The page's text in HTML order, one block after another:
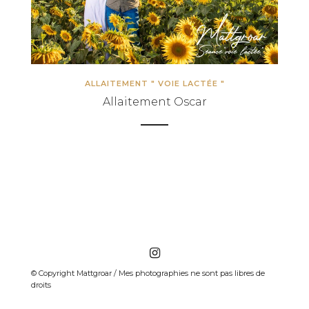
CONDITIONS GÉNÉRALES DE VENTE
ALLAITEMENT " VOIE LACTÉE "
Allaitement Oscar
© Copyright Mattgroar / Mes photographies ne sont pas libres de
droits